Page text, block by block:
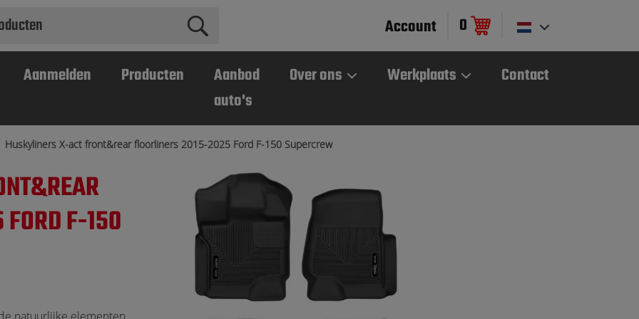
Account 0
Aanmelden Producten
Aanbod
auto's
Over ons Werkplaats Contact
Huskyliners X-act front&rear floorliners 2015-2025 Ford F-150 Supercrew
F-150